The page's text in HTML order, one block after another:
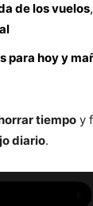
de los vuelos
para hoy y
tiempo y
diario.